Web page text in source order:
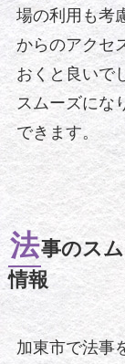
場の利用も考
からのアクセ
おくと良いで
スムーズにな
できます。
法事のス
情報
加東市で法事